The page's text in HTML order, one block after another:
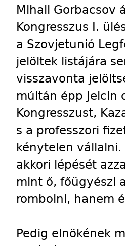
Mihail Gorbacsov
Kongresszus I.
a Szovjetunió
jelöltek listájára
visszavonta
múltán épp Jelcin
Kongresszust,
s a professzori
kénytelen
akkori lépését
mint ő, főügyészi
rombolni, hanem
Pedig elnökének